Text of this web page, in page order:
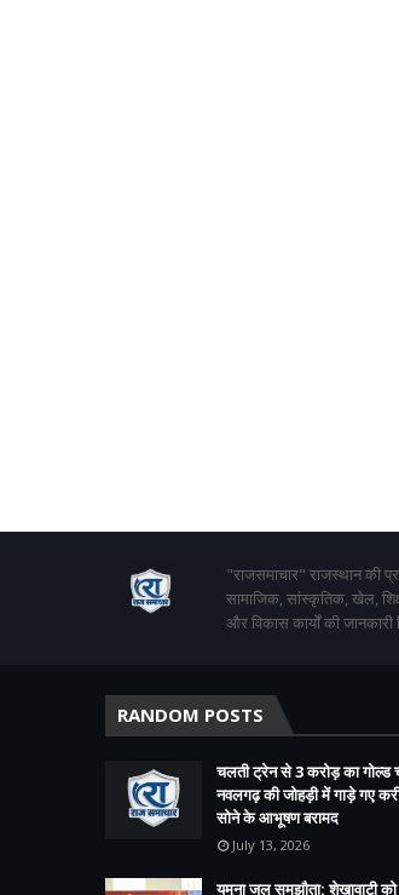
"राजसमाचार" राजस्थान की
सामाजिक, सांस्कृतिक, खेल,
और विकास कार्यों की
RANDOM POSTS
चलती ट्रेन से 3 करोड़ का गोल्ड
नवलगढ़ की जोहड़ी में गाड़े गए
सोने के आभूषण बरामद
July 13, 2026
यमुना जल समझौता: शेखावाटी को